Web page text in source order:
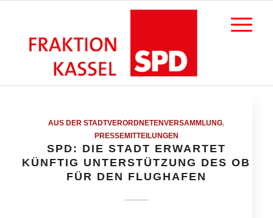
AUS DER STADTVERORDNETENVERSAMMLUNG,
PRESSEMITTEILUNGEN
SPD: DIE STADT ERWARTET
KÜNFTIG UNTERSTÜTZUNG DES OB
FÜR DEN FLUGHAFEN